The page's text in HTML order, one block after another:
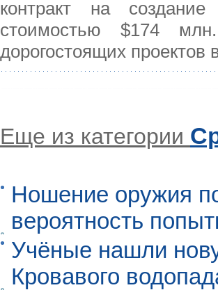
контракт на
стоимостью $174
дорогостоящих проектов
Еще из категории
Ношение оружия
вероятность
Учёные нашли
Кровавого